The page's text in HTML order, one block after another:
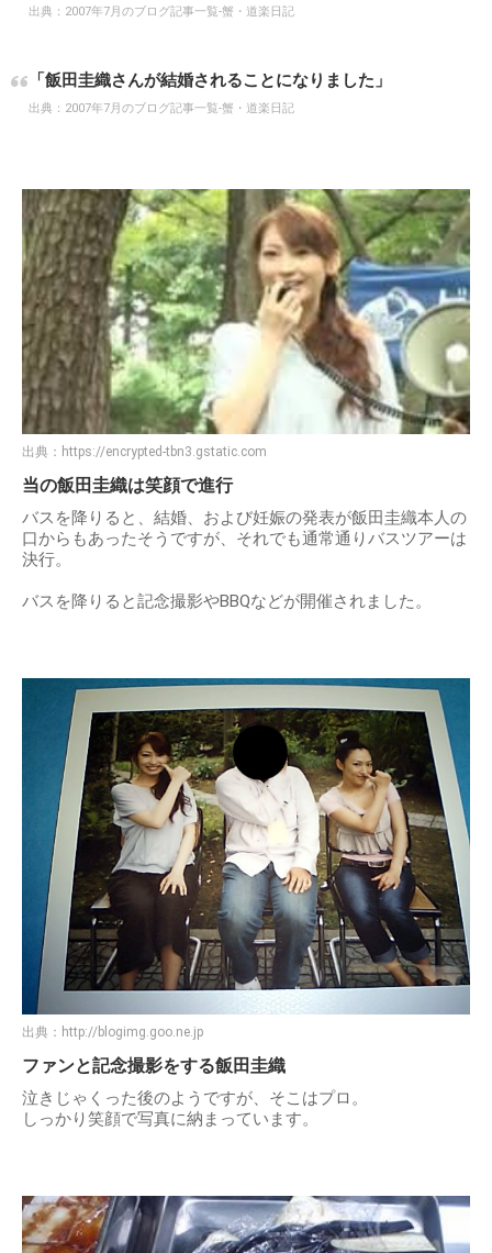
出典： 2007年7月のブログ記事一覧-蟹・道楽日記
「飯田圭織さんが結婚されることになりました」
出典： 2007年7月のブログ記事一覧-蟹・道楽日記
出典： https://encrypted-tbn3.gstatic.com
当の飯田圭織は笑顔で進行
バスを降りると、結婚、および妊娠の発表が飯田圭織本人の
口からもあったそうですが、それでも通常通りバスツアーは
決行。
バスを降りると記念撮影やBBQなどが開催されました。
出典： http://blogimg.goo.ne.jp
ファンと記念撮影をする飯田圭織
泣きじゃくった後のようですが、そこはプロ。
しっかり笑顔で写真に納まっています。